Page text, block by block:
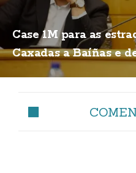
Case 1M para as
Caxadas a Baíñas e